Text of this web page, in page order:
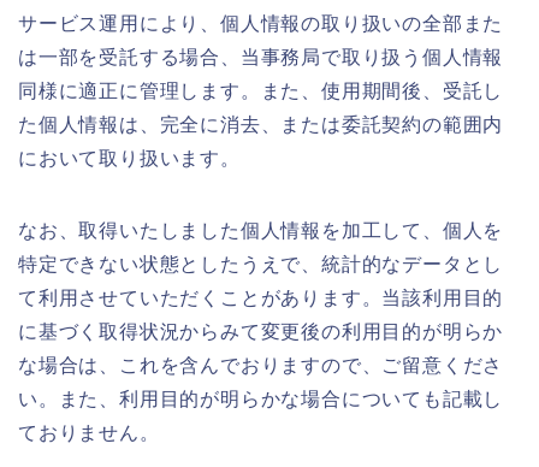
サービス運用により、個人情報の取り扱いの全部また
は一部を受託する場合、当事務局で取り扱う個人情報
同様に適正に管理します。また、使用期間後、受託し
た個人情報は、完全に消去、または委託契約の範囲内
において取り扱います。
なお、取得いたしました個人情報を加工して、個人を
特定できない状態としたうえで、統計的なデータとし
て利用させていただくことがあります。当該利用目的
に基づく取得状況からみて変更後の利用目的が明らか
な場合は、これを含んでおりますので、ご留意くださ
い。また、利用目的が明らかな場合についても記載し
ておりません。